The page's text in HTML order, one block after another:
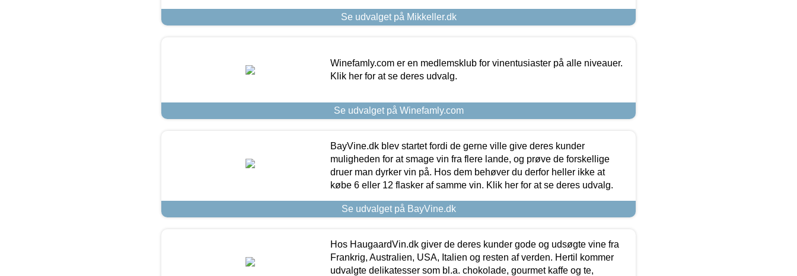
Se udvalget på Mikkeller.dk
Winefamly.com er en medlemsklub for vinentusiaster på alle niveauer.
Klik her for at se deres udvalg.
Se udvalget på Winefamly.com
BayVine.dk blev startet fordi de gerne ville give deres kunder
muligheden for at smage vin fra flere lande, og prøve de forskellige
druer man dyrker vin på. Hos dem behøver du derfor heller ikke at
købe 6 eller 12 flasker af samme vin. Klik her for at se deres udvalg.
Se udvalget på BayVine.dk
Hos HaugaardVin.dk giver de deres kunder gode og udsøgte vine fra
Frankrig, Australien, USA, Italien og resten af verden. Hertil kommer
udvalgte delikatesser som bl.a. chokolade, gourmet kaffe og te,